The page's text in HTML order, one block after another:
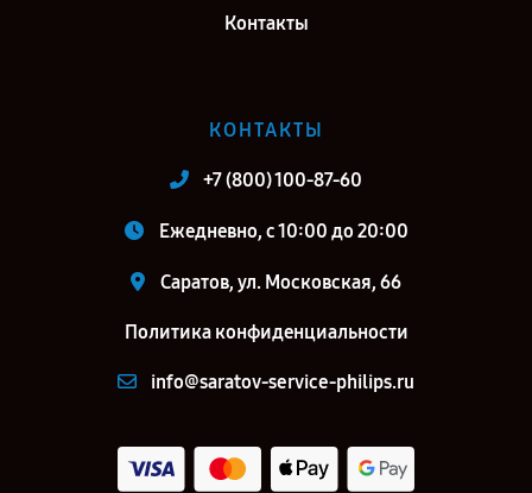
Контакты
КОНТАКТЫ
+7 (800) 100-87-60
Ежедневно, с 10:00 до 20:00
Саратов, ул. Московская, 66
Политика конфиденциальности
info@saratov-service-philips.ru